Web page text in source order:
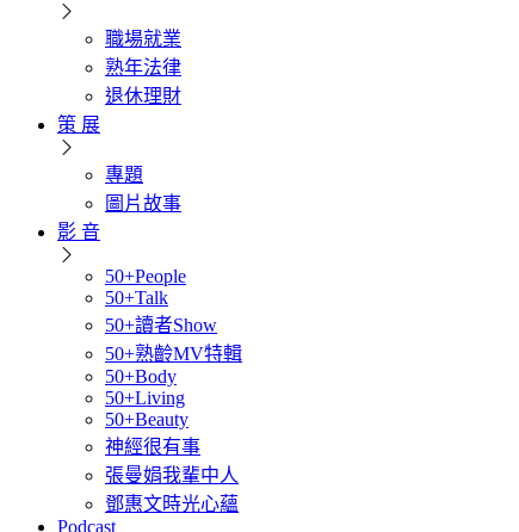
職場就業
熟年法律
退休理財
策 展
專題
圖片故事
影 音
50+People
50+Talk
50+讀者Show
50+熟齡MV特輯
50+Body
50+Living
50+Beauty
神經很有事
張曼娟我輩中人
鄧惠文時光心蘊
Podcast